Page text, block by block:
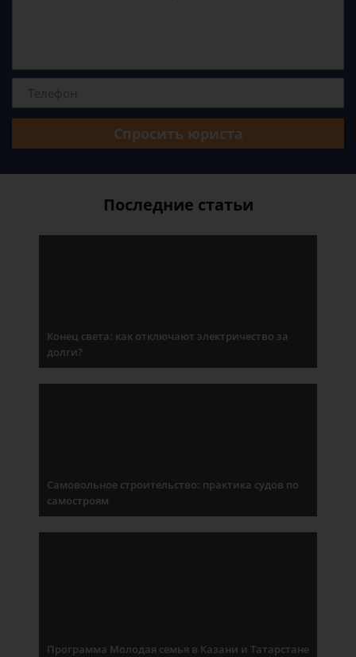
Спросить юриста
Последние статьи
Конец света: как отключают электричество за
долги?
Самовольное строительство: практика судов по
самостроям
Программа Молодая семья в Казани и Татарстане